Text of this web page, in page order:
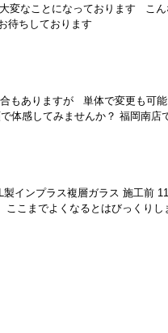
変なことになっております こ
お待ちしております
もありますが 単体で変更も可
体感してみませんか？ 福岡南店
ンプラス複層ガラス 施工前
こまでよくなるとはびっくりし